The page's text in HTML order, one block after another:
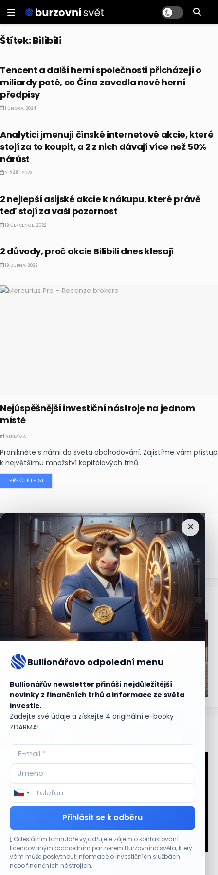
Štítek:Bilibili
Tencent a další herní společnosti přicházejí o
miliardy poté, co Čína zavedla nové herní
předpisy
1 ÚNORA, 2024
Analytici jmenují čínské internetové akcie, které
stojí za to koupit, a 2 z nich dávají více než 50%
nárůst
21 ZÁŘÍ, 2023
2 nejlepší asijské akcie k nákupu, které právě
teď stojí za vaši pozornost
19 ČERVENCE, 2022
2 důvody, proč akcie Bilibili dnes klesají
19 DUBNA, 2022
Nejúspěšnější investiční nástroje na jednom
místě
REKLAMA
Pronikněte s námi do světa obchodování. Zajistíme vám přístup
k největšímu množství kapitálových trhů.
PŘEČTĚTE SI
×
Bullionářovo odpolední menu
Bullionářův newsletter přináší nejdůležitější
novinky z finančních trhů a informace ze světa
investic.
Zadejte své údaje a získejte 4 originální e-booky
ZDARMA!
Přihlásit se k odběru
Odesláním formuláře vyjadřujete zájem o kontaktování
licencovaným obchodním partnerem Burzovního světa, který
vám může poskytnout informace o investičních službách
nebo finančních nástrojích.
Nejčtenějšízprávy
Aktuální
CO HÝBE TRHEM
Plány Starlinku srazily akcie T-Mobile, AT&T a